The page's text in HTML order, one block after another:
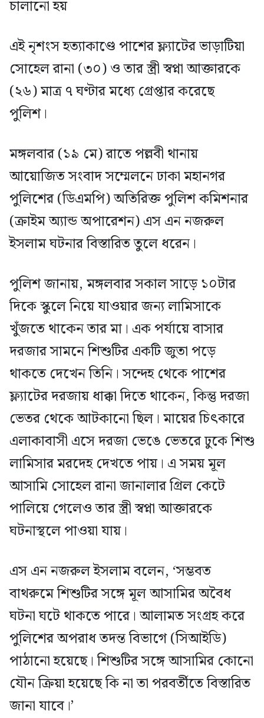
চালানো হয়
এই নৃশংস হত্যাকাণ্ডে পাশের ফ্ল্যাটের ভাড়াটিয়া
সোহেল রানা (৩০) ও তার স্ত্রী স্বপ্না আক্তারকে
(২৬) মাত্র ৭ ঘণ্টার মধ্যে গ্রেপ্তার করেছে
পুলিশ।
মঙ্গলবার (১৯ মে) রাতে পল্লবী থানায়
আয়োজিত সংবাদ সম্মেলনে ঢাকা মহানগর
পুলিশের (ডিএমপি) অতিরিক্ত পুলিশ কমিশনার
(ক্রাইম অ্যান্ড অপারেশন) এস এন নজরুল
ইসলাম ঘটনার বিস্তারিত তুলে ধরেন।
পুলিশ জানায়, মঙ্গলবার সকাল সাড়ে ১০টার
দিকে স্কুলে নিয়ে যাওয়ার জন্য লামিসাকে
খুঁজতে থাকেন তার মা। এক পর্যায়ে বাসার
দরজার সামনে শিশুটির একটি জুতা পড়ে
থাকতে দেখেন তিনি। সন্দেহ থেকে পাশের
ফ্ল্যাটের দরজায় ধাক্কা দিতে থাকেন, কিন্তু দরজা
ভেতর থেকে আটকানো ছিল। মায়ের চিৎকারে
এলাকাবাসী এসে দরজা ভেঙে ভেতরে ঢুকে শিশু
লামিসার মরদেহ দেখতে পায়। এ সময় মূল
আসামি সোহেল রানা জানালার গ্রিল কেটে
পালিয়ে গেলেও তার স্ত্রী স্বপ্না আক্তারকে
ঘটনাস্থলে পাওয়া যায়।
এস এন নজরুল ইসলাম বলেন, ‘সম্ভবত
বাথরুমে শিশুটির সঙ্গে মূল আসামির অবৈধ
ঘটনা ঘটে থাকতে পারে। আলামত সংগ্রহ করে
পুলিশের অপরাধ তদন্ত বিভাগে (সিআইডি)
পাঠানো হয়েছে। শিশুটির সঙ্গে আসামির কোনো
যৌন ক্রিয়া হয়েছে কি না তা পরবর্তীতে বিস্তারিত
জানা যাবে।’